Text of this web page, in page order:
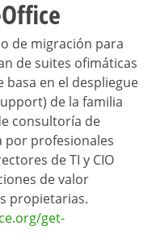
de migración para
de suites ofimáticas
basa en el despliegue
de la familia
consultoría de
por profesionales
de TI y CIO
de valor
propietarias.
get-